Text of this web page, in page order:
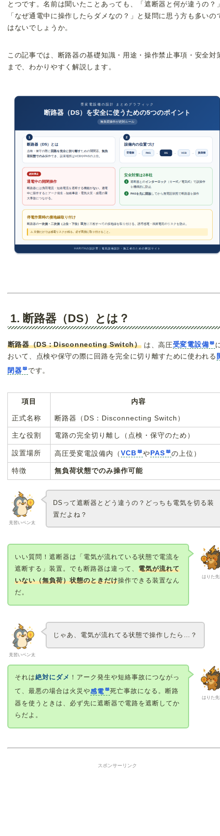
とつです。名前は聞いたことあっても、「遮断器と何が違うの？
「なぜ通電中に操作したらダメなの？」と疑問に思う方も多いの
はないでしょうか。
この記事では、断路器の基礎知識・用途・操作禁止事項・安全対
まで、わかりやすく解説します。
1. 断路器（DS）とは？
断路器（DS：Disconnecting Switch） は、高圧受変電設備
おいて、点検や保守の際に回路を完全に切り離すために使われる
閉器
です。
項目 内容
正式名称 断路器（DS：Disconnecting Switch）
主な役割 電路の完全切り離し（点検・保守のため）
設置場所 高圧受変電設備内（ VCB や PAS の上位）
特徴 無負荷状態でのみ操作可能
見習いペン太
DSって遮断器とどう違うの？どっちも電気を切る装
置だよね？
はりた先
いい質問！遮断器は「電気が流れている状態で電流を
遮断する」装置。でも断路器は違って、 電気が流れて
いない（無負荷）状態のときだけ操作できる装置なん
だ。
見習いペン太
じゃあ、電気が流れてる状態で操作したら…？
はりた先
それは絶対にダメ ！アーク発生や短絡事故につながっ
て、最悪の場合は火災や感電
死亡事故になる。断路
器を使うときは、必ず先に遮断器で電路を遮断してか
らだよ。
スポンサーリンク